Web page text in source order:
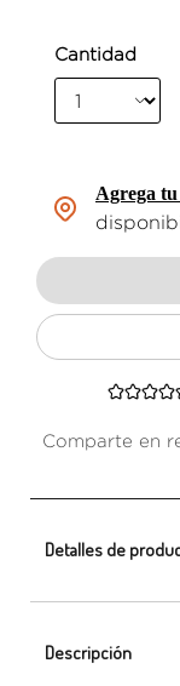
Cantidad
Agrega
Comparte en
Detalles de
Descripción